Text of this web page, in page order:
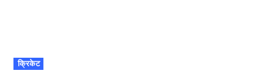
POSTED
IN
क्रिकेट